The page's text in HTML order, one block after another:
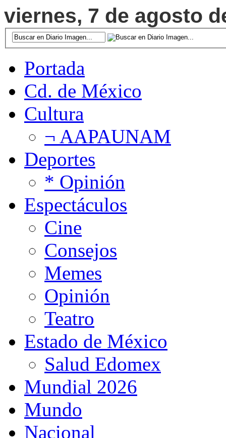
viernes, 7 de agosto
Portada
Cd. de México
Cultura
¬ AAPAUNAM
Deportes
* Opinión
Espectáculos
Cine
Consejos
Memes
Opinión
Teatro
Estado de México
Salud Edomex
Mundial 2026
Mundo
Nacional